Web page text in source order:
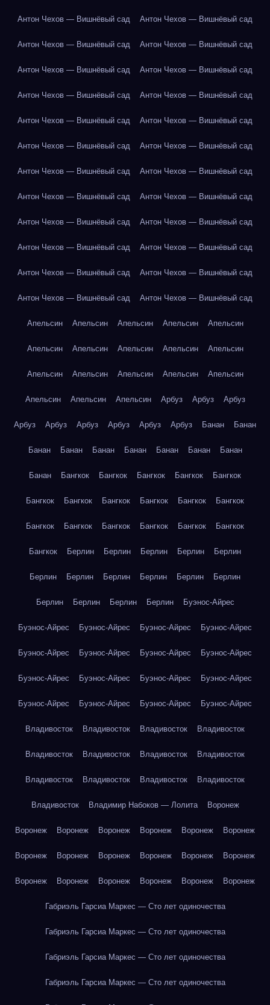
Антон Чехов — Вишнёвый сад Антон Чехов — Вишнёвый сад
Антон Чехов — Вишнёвый сад Антон Чехов — Вишнёвый сад
Антон Чехов — Вишнёвый сад Антон Чехов — Вишнёвый сад
Антон Чехов — Вишнёвый сад Антон Чехов — Вишнёвый сад
Антон Чехов — Вишнёвый сад Антон Чехов — Вишнёвый сад
Антон Чехов — Вишнёвый сад Антон Чехов — Вишнёвый сад
Антон Чехов — Вишнёвый сад Антон Чехов — Вишнёвый сад
Антон Чехов — Вишнёвый сад Антон Чехов — Вишнёвый сад
Антон Чехов — Вишнёвый сад Антон Чехов — Вишнёвый сад
Антон Чехов — Вишнёвый сад Антон Чехов — Вишнёвый сад
Антон Чехов — Вишнёвый сад Антон Чехов — Вишнёвый сад
Антон Чехов — Вишнёвый сад Антон Чехов — Вишнёвый сад
Апельсин Апельсин Апельсин Апельсин Апельсин
Апельсин Апельсин Апельсин Апельсин Апельсин
Апельсин Апельсин Апельсин Апельсин Апельсин
Апельсин Апельсин Апельсин Арбуз Арбуз Арбуз
Арбуз Арбуз Арбуз Арбуз Арбуз Арбуз Банан Банан
Банан Банан Банан Банан Банан Банан Банан
Банан Бангкок Бангкок Бангкок Бангкок Бангкок
Бангкок Бангкок Бангкок Бангкок Бангкок Бангкок
Бангкок Бангкок Бангкок Бангкок Бангкок Бангкок
Бангкок Берлин Берлин Берлин Берлин Берлин
Берлин Берлин Берлин Берлин Берлин Берлин
Берлин Берлин Берлин Берлин Буэнос-Айрес
Буэнос-Айрес Буэнос-Айрес Буэнос-Айрес Буэнос-Айрес
Буэнос-Айрес Буэнос-Айрес Буэнос-Айрес Буэнос-Айрес
Буэнос-Айрес Буэнос-Айрес Буэнос-Айрес Буэнос-Айрес
Буэнос-Айрес Буэнос-Айрес Буэнос-Айрес Буэнос-Айрес
Владивосток Владивосток Владивосток Владивосток
Владивосток Владивосток Владивосток Владивосток
Владивосток Владивосток Владивосток Владивосток
Владивосток Владимир Набоков — Лолита Воронеж
Воронеж Воронеж Воронеж Воронеж Воронеж Воронеж
Воронеж Воронеж Воронеж Воронеж Воронеж Воронеж
Воронеж Воронеж Воронеж Воронеж Воронеж Воронеж
Габриэль Гарсиа Маркес — Сто лет одиночества
Габриэль Гарсиа Маркес — Сто лет одиночества
Габриэль Гарсиа Маркес — Сто лет одиночества
Габриэль Гарсиа Маркес — Сто лет одиночества